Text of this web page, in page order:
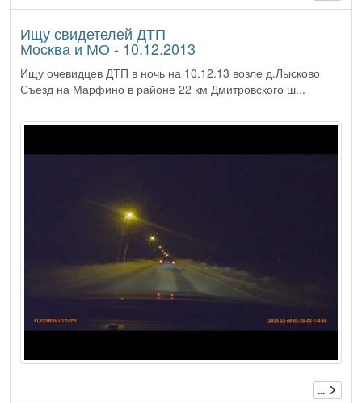
Ищу свидетелей ДТП
Москва и МО - 10.12.2013
Ищу очевидцев ДТП в ночь на 10.12.13 возле д.Лысково
Съезд на Марфино в районе 22 км Дмитровского ш...
...